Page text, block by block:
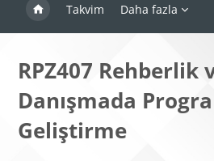
Takvim Daha fazla
RPZ407 Rehberlik
Danışmada
Geliştirme